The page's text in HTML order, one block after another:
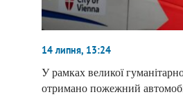
14 липня, 13:24
У рамках великої
отримано пожежний